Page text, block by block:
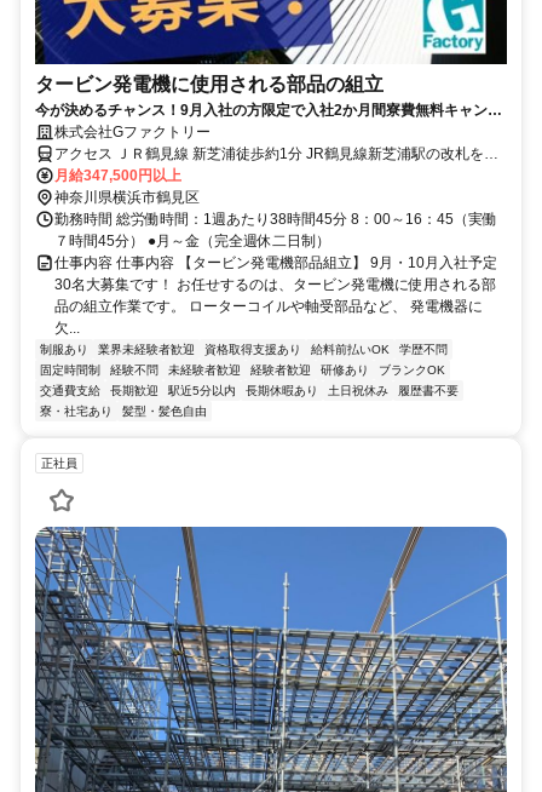
タービン発電機に使用される部品の組立
今が決めるチャンス！9月入社の方限定で入社2か月間寮費無料キャンペ
ーン実施中です！ 【横浜で発電機部品の組立】【時給2,250円】
株式会社Gファクトリー
アクセス ＪＲ鶴見線 新芝浦徒歩約1分 JR鶴見線新芝浦駅の改札を出
た目の前が会社の入り口です。
月給347,500円以上
神奈川県横浜市鶴見区
勤務時間 総労働時間：1週あたり38時間45分 8：00～16：45（実働
７時間45分） ●月～金（完全週休二日制）
仕事内容 仕事内容 【タービン発電機部品組立】 9月・10月入社予定
30名大募集です！ お任せするのは、タービン発電機に使用される部
品の組立作業です。 ローターコイルや軸受部品など、 発電機器に
欠...
制服あり 業界未経験者歓迎 資格取得支援あり 給料前払いOK
学歴不問
固定時間制
経験不問 未経験者歓迎 経験者歓迎 研修あり
ブランクOK
交通費支給
長期歓迎 駅近5分以内 長期休暇あり 土日祝休み
履歴書不要
寮・社宅あり
髪型・髪色自由
正社員